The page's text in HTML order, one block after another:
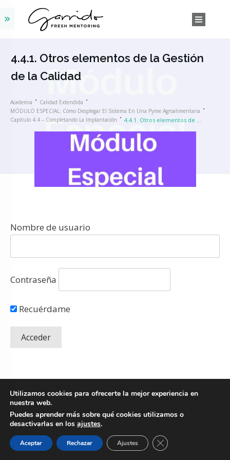
4.4.1. Otros elementos de la Gestión
de la Calidad
Academia
Calidad Extendida
MÓDULO ESPECIAL: Cómo Desplegar El Sistema En Una Pyme Agroalimentaria
Capítulo 4.4 – Completando La Implantación
4.4.1. Otros elementos de la Gestión de la Calidad
Nombre de usuario
Contraseña
Recuérdame
Copyright© 2026 Fresh Mentoring SLU.
Todos los derechos reservados
Política de Privacidad
Utilizamos cookies para ofrecerte la mejor experiencia en
nuestra web.
Puedes aprender más sobre qué cookies utilizamos o
desactivarlas en los ajustes.
Aceptar Rechazar Ajustes Cerrar el banner de